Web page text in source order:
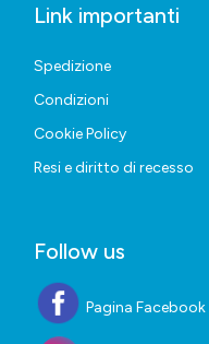
Link importanti
Spedizione
Condizioni
Cookie Policy
Resi e diritto di recesso
Follow us
Pagina Facebook